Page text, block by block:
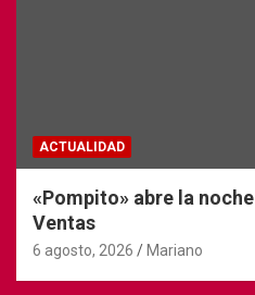
ACTUALIDAD
«Pompito» abre la
Ventas
6 agosto, 2026 Mariano